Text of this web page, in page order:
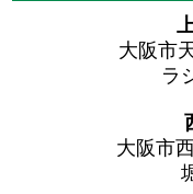
大阪市
ラ
大阪市